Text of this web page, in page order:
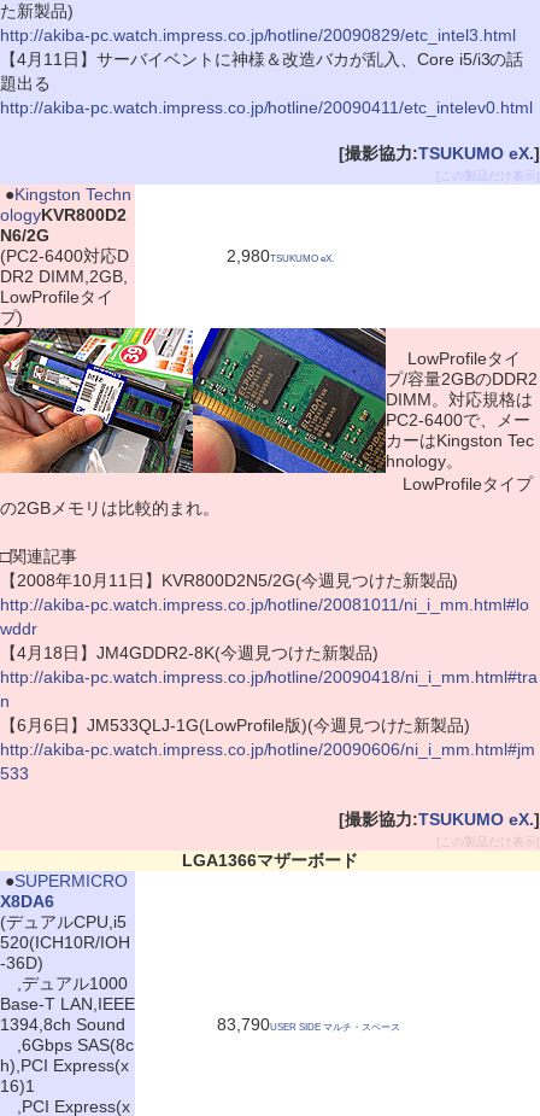
た新製品)
http://akiba-pc.watch.impress.co.jp/hotline/20090829/etc_intel3.html
【4月11日】サーバイベントに神様＆改造バカが乱入、Core i5/i3の話
題出る
http://akiba-pc.watch.impress.co.jp/hotline/20090411/etc_intelev0.html
[撮影協力:TSUKUMO eX.]
[この製品だけ表示]
●Kingston Techn
ologyKVR800D2
N6/2G
(PC2-6400対応D
DR2 DIMM,2GB,
LowProfileタイ
プ)
2,980TSUKUMO eX.
LowProfileタイ
プ/容量2GBのDDR2
DIMM。対応規格は
PC2-6400で、メー
カーはKingston Tec
hnology。
LowProfileタイプ
の2GBメモリは比較的まれ。
□関連記事
【2008年10月11日】KVR800D2N5/2G(今週見つけた新製品)
http://akiba-pc.watch.impress.co.jp/hotline/20081011/ni_i_mm.html#lo
wddr
【4月18日】JM4GDDR2-8K(今週見つけた新製品)
http://akiba-pc.watch.impress.co.jp/hotline/20090418/ni_i_mm.html#tra
n
【6月6日】JM533QLJ-1G(LowProfile版)(今週見つけた新製品)
http://akiba-pc.watch.impress.co.jp/hotline/20090606/ni_i_mm.html#jm
533
[撮影協力:TSUKUMO eX.]
[この製品だけ表示]
LGA1366マザーボード
●SUPERMICRO
X8DA6
(デュアルCPU,i5
520(ICH10R/IOH
-36D)
,デュアル1000
Base-T LAN,IEEE
1394,8ch Sound
,6Gbps SAS(8c
h),PCI Express(x
16)1
,PCI Express(x
83,790USER SIDE マルチ・スペース